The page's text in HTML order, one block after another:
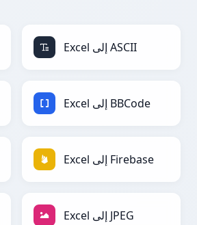
Excel إلى ASCII
Excel إلى BBCode
Excel إلى Firebase
Excel إلى JPEG